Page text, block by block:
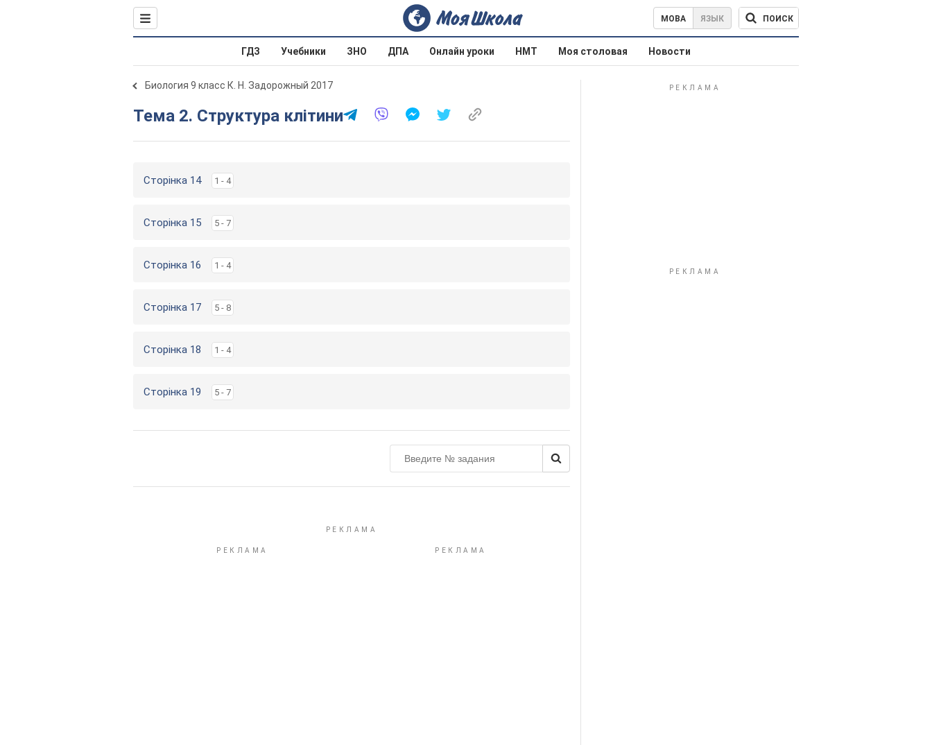
МОВА ЯЗЫК ПОИСК
ГДЗ Учебники ЗНО ДПА Онлайн уроки НМТ Моя столовая Новости
Биология 9 класс К. Н. Задорожный 2017
Тема 2. Структура клітини
Сторінка 14 1 - 4
Сторінка 15 5 - 7
Сторінка 16 1 - 4
Сторінка 17 5 - 8
Сторінка 18 1 - 4
Сторінка 19 5 - 7